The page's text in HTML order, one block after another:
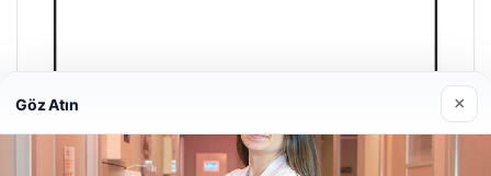
Enes Kaplan Avukatlık Bürosu
Göz Atın ×